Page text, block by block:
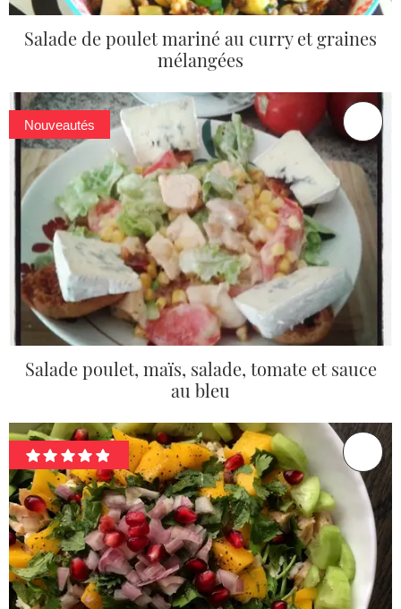
Salade de poulet mariné au curry et graines
mélangées
Nouveautés
Salade poulet, maïs, salade, tomate et sauce
au bleu